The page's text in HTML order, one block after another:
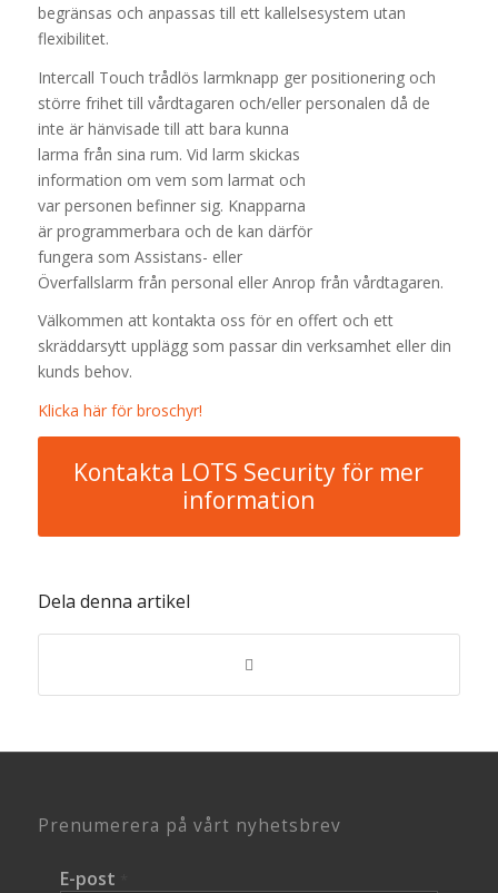
begränsas och anpassas till ett kallelsesystem utan
flexibilitet.
Intercall Touch trådlös larmknapp ger positionering och
större frihet till vårdtagaren och/eller personalen då de
inte ärhänvisade till att bara kunna
larma från sina rum. Vid larm skickas
information om vem som larmat och
var personen befinner sig. Knapparna
är programmerbara och de kan därför
fungera som Assistans- eller
Överfallslarm från personal eller Anrop från vårdtagaren.
Välkommen att kontakta oss för en offert och ett
skräddarsytt upplägg som passar din verksamhet eller din
kunds behov.
Klicka här för broschyr!
Kontakta LOTS Security för mer
information
Dela denna artikel
Prenumerera på vårt nyhetsbrev
E-post